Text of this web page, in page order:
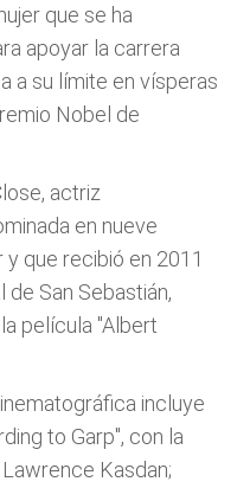
que se ha
apoyar la carrera
a su límite en vísperas
Nobel de
actriz
en nueve
que recibió en 2011
San Sebastián,
película "Albert
incluye
to Garp", con la
Kasdan;